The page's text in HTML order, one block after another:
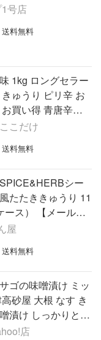
号店
送料無料
1kg ロングセラー
ゅうり ピリ辛 お
買い得 青唐辛子
このあじ 「 つけ
爆買
こだけ
送料無料
シー
たたききゅうり 11
ース） 【メール
うり 料理の素 韓
国 ピリ辛
屋
送料無料
ゴの味噌漬け ミッ
砂屋 大根 なす き
漬け しっかりとし
け めしとも
店